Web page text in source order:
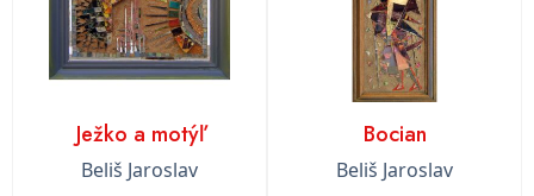
Ježko a motýľ
Beliš Jaroslav
Bocian
Beliš Jaroslav